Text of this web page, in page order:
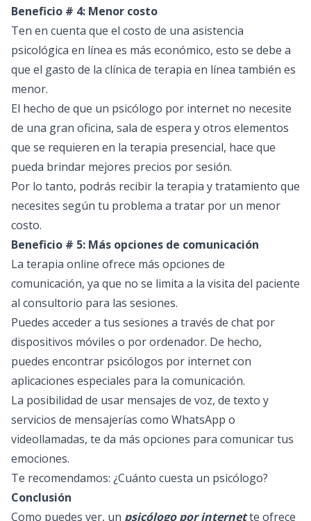
Beneficio # 4: Menor costo
Ten en cuenta que el costo de una asistencia
psicológica en línea es más económico, esto se debe a
que el gasto de la clínica de terapia en línea también es
menor.
El hecho de que un psicólogo por internet no necesite
de una gran oficina, sala de espera y otros elementos
que se requieren en la terapia presencial, hace que
pueda brindar mejores precios por sesión.
Por lo tanto, podrás recibir la terapia y tratamiento que
necesites según tu problema a tratar por un menor
costo.
Beneficio # 5: Más opciones de comunicación
La terapia online ofrece más opciones de
comunicación, ya que no se limita a la visita del paciente
al consultorio para las sesiones.
Puedes acceder a tus sesiones a través de chat por
dispositivos móviles o por ordenador. De hecho,
puedes encontrar psicólogos por internet con
aplicaciones especiales para la comunicación.
La posibilidad de usar mensajes de voz, de texto y
servicios de mensajerías como WhatsApp o
videollamadas, te da más opciones para comunicar tus
emociones.
Te recomendamos: ¿Cuánto cuesta un psicólogo?
Conclusión
Como puedes ver, un psicólogo por internette ofrece